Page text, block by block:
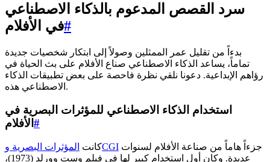
سرد القصص المدعوم بالذكاء الاصطناعي
في الأفلام#
بدءاً من تقليل عمر الممثلين وصولاً إلى ابتكار شخصيات جديدة
تماماً، يساعد الذكاء الاصطناعي صناع الأفلام على بث الحياة في
رؤاهم الإبداعية. دعونا نلقي نظرة فاحصة على بعض تطبيقات الذكاء
الاصطناعي هذه.
استخدام الذكاء الاصطناعي للمؤثرات البصرية في
الأفلام #
كانتالمؤثرات البصرية وCGI
عديدة. وكان أول استخدام كبير لها في فيلم وست وورلد (1973)،